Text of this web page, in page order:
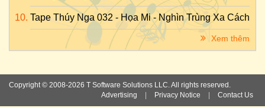
Tape Thúy Nga 032 - Họa Mi - Nghìn Trùng Xa Cách
Xem thêm
Copyright © 2008-2026 T Software Solutions LLC. All rights reserved.
Advertising
Privacy Notice Contact Us